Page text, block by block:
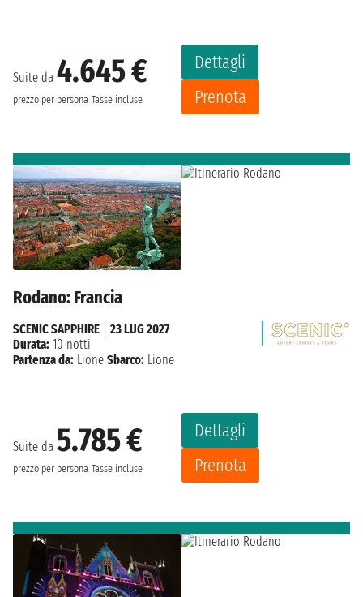
Suite da 4.645 €
prezzo per persona Tasse incluse
Dettagli
Prenota
Rodano: Francia
Suite da 5.785 €
prezzo per persona Tasse incluse
Dettagli
Prenota
SCENIC SAPPHIRE
23 LUG 2027
Durata: 10 notti
Partenza da: Lione Sbarco: Lione